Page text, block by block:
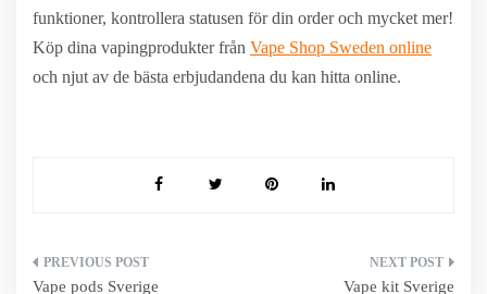
funktioner, kontrollera statusen för din order och mycket mer!
Köp dina vapingprodukter från Vape Shop Sweden online
och njut av de bästa erbjudandena du kan hitta online.
Inläggsnavigering
Vape pods Sverige Vape kit Sverige